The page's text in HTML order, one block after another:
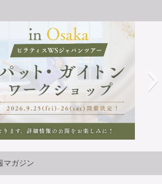
支店 普通 口座番号：8032530
ム宛
講料納付後に、スクール事務局より
させていただきます。
・ピラティストレーニングコースの
般クラス参加や体調管理など、各
ーin大阪 開催決定！！
マガジン